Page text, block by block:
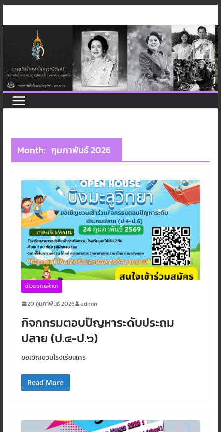
to
Month: กุมภาพันธ์ 2026
ข่าวสารการศึกษา
20 กุมภาพันธ์ 2026 admin
กิจกกรมตอบปัญหาระดับประถม
ปลาย (ป.๔-ป.๖)
ขอเชิญชวนโรงเรียนเคร
Read More